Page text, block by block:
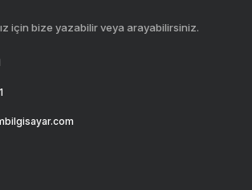
için bize yazabilir veya arayabilirsiniz.